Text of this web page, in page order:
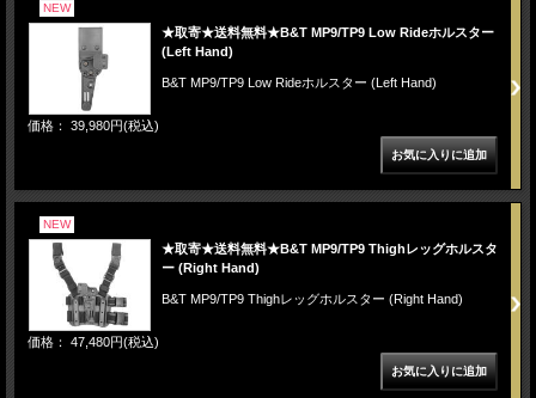
NEW
★取寄★送料無料★B&T MP9/TP9 Low Rideホルスター
(Left Hand)
B&T MP9/TP9 Low Rideホルスター (Left Hand)
価格： 39,980円(税込)
NEW
★取寄★送料無料★B&T MP9/TP9 Thighレッグホルスタ
ー (Right Hand)
B&T MP9/TP9 Thighレッグホルスター (Right Hand)
価格： 47,480円(税込)